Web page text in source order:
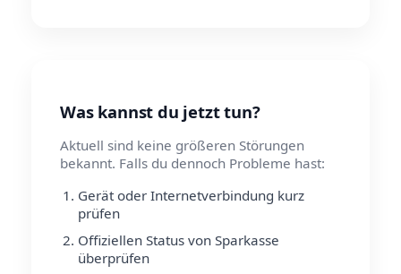
Was kannst du jetzt tun?
Aktuell sind keine größeren Störungen
bekannt. Falls du dennoch Probleme hast:
Gerät oder Internetverbindung kurz
prüfen
Offiziellen Status von Sparkasse
überprüfen